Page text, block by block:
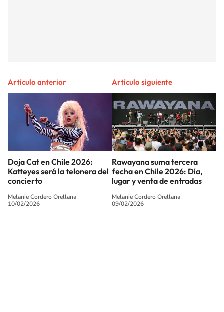
Artículo anterior
Doja Cat en Chile 2026:
Katteyes será la telonera del
concierto
Melanie Cordero Orellana
10/02/2026
Artículo siguiente
Rawayana suma tercera
fecha en Chile 2026: Día,
lugar y venta de entradas
Melanie Cordero Orellana
09/02/2026